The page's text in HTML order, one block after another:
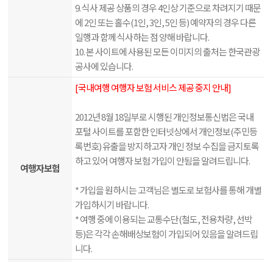
9. 식사 제공 상품의 경우 4인상 기준으로 차려지기 때문
에 2인 또는 홀수(1인, 3인, 5인 등) 예약자의 경우 다른
일행과 함께 식사하는 점 양해 바랍니다.
10. 본 사이트에 사용된 모든 이미지의 출처는 한국관광
공사에 있습니다.
여행자보험
[국내여행 여행자 보험 서비스 제공 중지 안내]
2012년 8월 18일부로 시행된 개인정보통신법은 국내
포털 사이트를 포함한 인터넷상에서 개인정보(주민등
록번호) 유출을 방지하고자 개인 정보 수집을 금지토록
하고 있어 여행자 보험 가입이 안됨을 알려드립니다.
* 가입을 원하시는 고객님은 별도로 보험사를 통해 개별
가입하시기 바랍니다.
* 여행 중에 이용되는 교통수단(철도, 전용차량, 선박
등)은 각각 손해배상보험이 가입되어 있음을 알려드립
니다.